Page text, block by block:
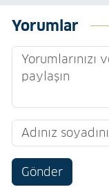
Yorumlar
Gönder